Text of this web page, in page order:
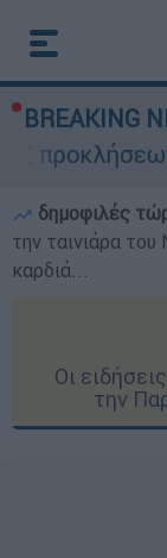
BREAKING
Άγκυρας
δημοφιλές
την ταινιάρα
καρδιά...
Οι
την